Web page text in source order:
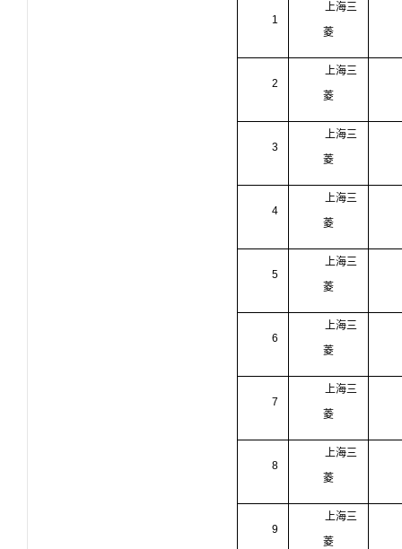
1
上海三
菱
2
上海三
菱
3
上海三
菱
4
上海三
菱
5
上海三
菱
6
上海三
菱
7
上海三
菱
8
上海三
菱
9
上海三
菱